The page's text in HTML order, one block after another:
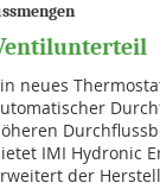
neues
IMI Hydronic
der